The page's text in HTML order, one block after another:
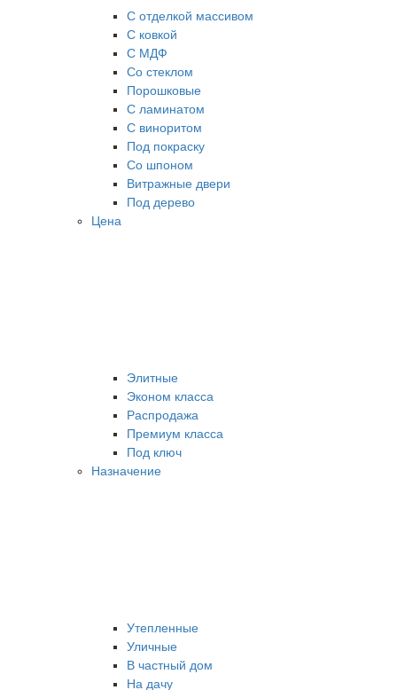
С отделкой массивом
С ковкой
С МДФ
Cо стеклом
Порошковые
С ламинатом
С виноритом
Под покраску
Со шпоном
Витражные двери
Под дерево
Цена
Элитные
Эконом класса
Распродажа
Премиум класса
Под ключ
Назначение
Утепленные
Уличные
В частный дом
На дачу